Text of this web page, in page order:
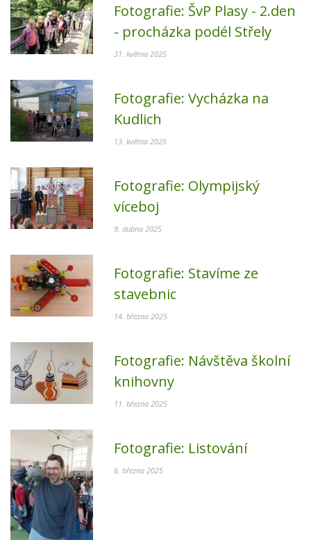
Fotografie: ŠvP Plasy - 2.den
- procházka podél Střely
31. května 2025
Fotografie: Vycházka na
Kudlich
13. května 2025
Fotografie: Olympijský
víceboj
9. dubna 2025
Fotografie: Stavíme ze
stavebnic
14. března 2025
Fotografie: Návštěva školní
knihovny
11. března 2025
Fotografie: Listování
6. března 2025